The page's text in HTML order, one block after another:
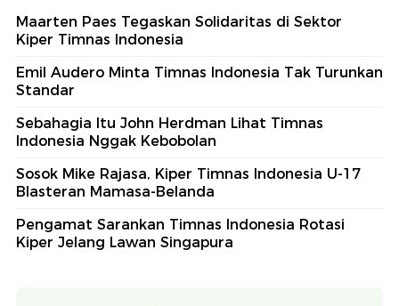
Maarten Paes Tegaskan Solidaritas di Sektor
Kiper Timnas Indonesia
Emil Audero Minta Timnas Indonesia Tak Turunkan
Standar
Sebahagia Itu John Herdman Lihat Timnas
Indonesia Nggak Kebobolan
Sosok Mike Rajasa, Kiper Timnas Indonesia U-17
Blasteran Mamasa-Belanda
Pengamat Sarankan Timnas Indonesia Rotasi
Kiper Jelang Lawan Singapura